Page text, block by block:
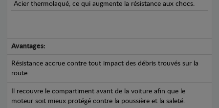
Acier thermolaqué, ce qui augmente la résistance aux chocs.
Avantages:
Résistance accrue contre tout impact des débris trouvés sur la
route.
Il recouvre le compartiment avant de la voiture afin que le
moteur soit mieux protégé contre la poussière et la saleté.